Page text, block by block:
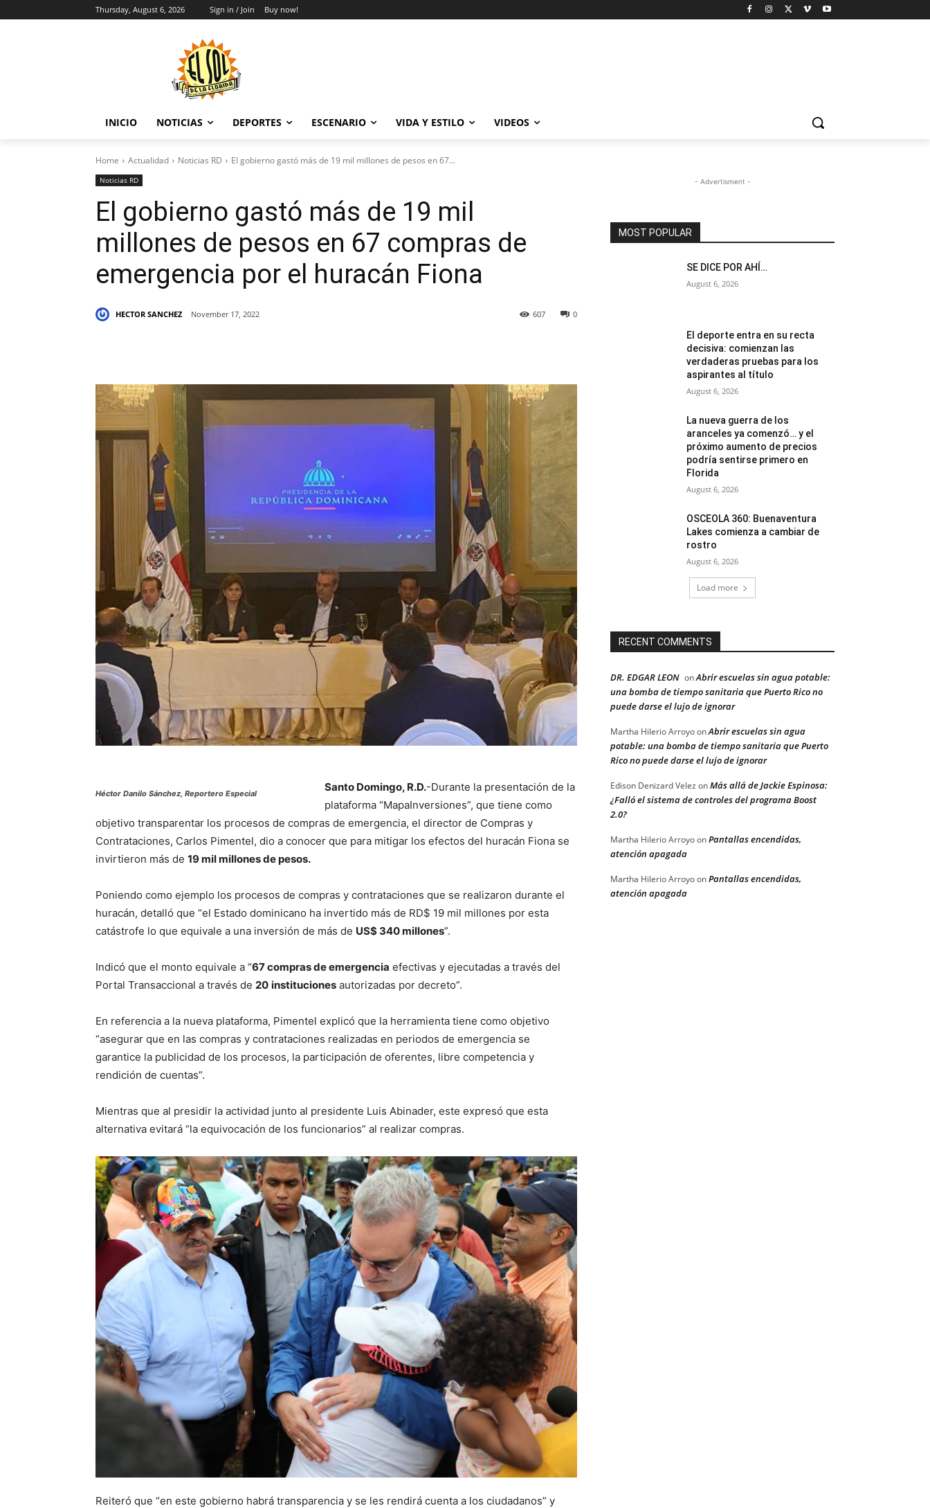
Thursday, August 6, 2026 Sign in / Join Buy now!
INICIO NOTICIAS DEPORTES ESCENARIO VIDA Y ESTILO VIDEOS
Home Actualidad Noticias RD El gobierno gastó más de 19 mil millones de pesos en 67...
Noticias RD
El gobierno gastó más de 19 mil
millones de pesos en 67 compras de
emergencia por el huracán Fiona
HECTOR SANCHEZ November 17, 2022 0
607
Héctor Danilo Sánchez, Reportero Especial Santo Domingo, R.D.-Durante la presentación de la
plataforma “MapaInversiones”, que tiene como
objetivo transparentar los procesos de compras de emergencia, el director de Compras y
Contrataciones, Carlos Pimentel, dio a conocer que para mitigar los efectos del huracán Fiona se
invirtieron más de 19 mil millones de pesos.
Poniendo como ejemplo los procesos de compras y contrataciones que se realizaron durante el
huracán, detalló que “el Estado dominicano ha invertido más de RD$ 19 mil millones por esta
catástrofe lo que equivale a una inversión de más de US$ 340 millones”.
Indicó que el monto equivale a “67 compras de emergencia efectivas y ejecutadas a través del
Portal Transaccional a través de 20 instituciones autorizadas por decreto”.
En referencia a la nueva plataforma, Pimentel explicó que la herramienta tiene como objetivo
“asegurar que en las compras y contrataciones realizadas en periodos de emergencia se
garantice la publicidad de los procesos, la participación de oferentes, libre competencia y
rendición de cuentas”.
Mientras que al presidir la actividad junto al presidente Luis Abinader, este expresó que esta
alternativa evitará “la equivocación de los funcionarios” al realizar compras.
Reiteró que “en este gobierno habrá transparencia y se les rendirá cuenta a los ciudadanos” y
- Advertisment -
MOST POPULAR
SE DICE POR AHÍ…
August 6, 2026
El deporte entra en su recta
decisiva: comienzan las
verdaderas pruebas para los
aspirantes al título
August 6, 2026
La nueva guerra de los
aranceles ya comenzó… y el
próximo aumento de precios
podría sentirse primero en
Florida
August 6, 2026
OSCEOLA 360: Buenaventura
Lakes comienza a cambiar de
rostro
August 6, 2026
Load more
RECENT COMMENTS
DR. EDGAR LEON onAbrir escuelas sin agua potable:
una bomba de tiempo sanitaria que Puerto Rico no
puede darse el lujo de ignorar
Martha Hilerio ArroyoonAbrir escuelas sin agua
potable: una bomba de tiempo sanitaria que Puerto
Rico no puede darse el lujo de ignorar
Edison Denizard Velez onMás allá de Jackie Espinosa:
¿Falló el sistema de controles del programa Boost
2.0?
Martha Hilerio ArroyoonPantallas encendidas,
atención apagada
Martha Hilerio ArroyoonPantallas encendidas,
atención apagada